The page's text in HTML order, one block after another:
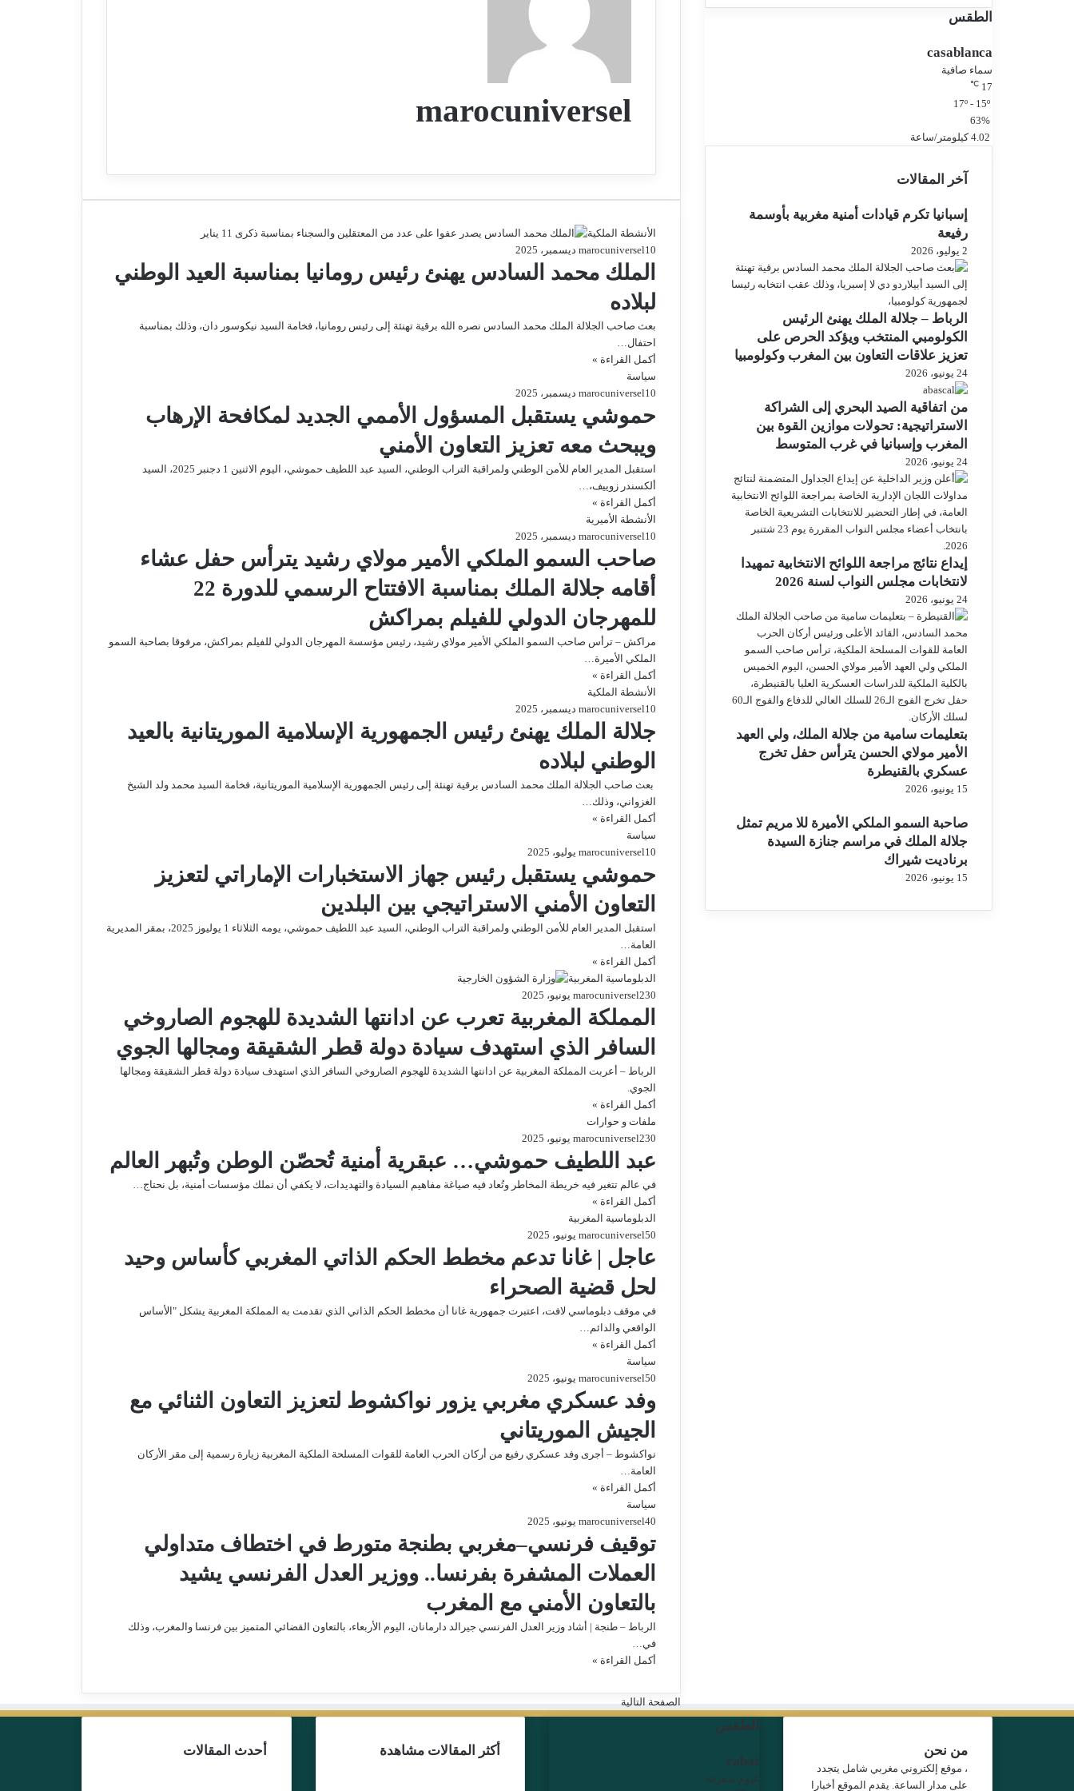
marocuniversel
ق
ب
الأنشطة الملكية
marocuniversel1 ديسمبر، 2025 0
الملك محمد السادس يهنئ رئيس رومانيا بمناسبة العيد الوطني
لبلاده
بعث صاحب الجلالة الملك محمد السادس نصره الله برقية تهنئة إلى رئيس رومانيا، فخامة السيد نيكوسور دان، وذلك بمناسبة
احتفال…
أكمل القراءة »
سياسة
marocuniversel1 ديسمبر، 2025 0
حموشي يستقبل المسؤول الأممي الجديد لمكافحة الإرهاب
ويبحث معه تعزيز التعاون الأمني
استقبل المدير العام للأمن الوطني ولمراقبة التراب الوطني، السيد عبد اللطيف حموشي، اليوم الاثنين 1 دجنبر 2025، السيد
ألكسندر زوييف،…
أكمل القراءة »
الأنشطة الأميرية
marocuniversel1 ديسمبر، 2025 0
صاحب السمو الملكي الأمير مولاي رشيد يترأس حفل عشاء
أقامه جلالة الملك بمناسبة الافتتاح الرسمي للدورة 22
للمهرجان الدولي للفيلم بمراكش
مراكش – ترأس صاحب السمو الملكي الأمير مولاي رشيد، رئيس مؤسسة المهرجان الدولي للفيلم بمراكش، مرفوقا بصاحبة السمو
الملكي الأميرة…
أكمل القراءة »
الأنشطة الملكية
marocuniversel1 ديسمبر، 2025 0
جلالة الملك يهنئ رئيس الجمهورية الإسلامية الموريتانية بالعيد
الوطني لبلاده
بعث صاحب الجلالة الملك محمد السادس برقية تهنئة إلى رئيس الجمهورية الإسلامية الموريتانية، فخامة السيد محمد ولد الشيخ
الغزواني، وذلك…
أكمل القراءة »
سياسة
marocuniversel1 يوليو، 2025 0
حموشي يستقبل رئيس جهاز الاستخبارات الإماراتي لتعزيز
التعاون الأمني الاستراتيجي بين البلدين
استقبل المدير العام للأمن الوطني ولمراقبة التراب الوطني، السيد عبد اللطيف حموشي، يومه الثلاثاء 1 يوليوز 2025، بمقر المديرية
العامة…
أكمل القراءة »
الدبلوماسية المغربية
marocuniversel23 يونيو، 20250
المملكة المغربية تعرب عن ادانتها الشديدة للهجوم الصاروخي
السافر الذي استهدف سيادة دولة قطر الشقيقة ومجالها الجوي
الرباط – أعربت المملكة المغربية عن ادانتها الشديدة للهجوم الصاروخي السافر الذي استهدف سيادة دولة قطر الشقيقة ومجالها
الجوي.
أكمل القراءة »
ملفات و حوارات
marocuniversel23 يونيو، 20250
عبد اللطيف حموشي… عبقرية أمنية تُحصّن الوطن وتُبهر العالم
في عالم تتغير فيه خريطة المخاطر وتُعاد فيه صياغة مفاهيم السيادة والتهديدات، لا يكفي أن نملك مؤسسات أمنية، بل نحتاج…
أكمل القراءة »
الدبلوماسية المغربية
marocuniversel5 يونيو، 20250
عاجل | غانا تدعم مخطط الحكم الذاتي المغربي كأساس وحيد
لحل قضية الصحراء
في موقف دبلوماسي لافت، اعتبرت جمهورية غانا أن مخطط الحكم الذاتي الذي تقدمت به المملكة المغربية يشكل "الأساس
الواقعي والدائم…
أكمل القراءة »
سياسة
marocuniversel5 يونيو، 20250
وفد عسكري مغربي يزور نواكشوط لتعزيز التعاون الثنائي مع
الجيش الموريتاني
نواكشوط – أجرى وفد عسكري رفيع من أركان الحرب العامة للقوات المسلحة الملكية المغربية زيارة رسمية إلى مقر الأركان
العامة…
أكمل القراءة »
سياسة
marocuniversel4 يونيو، 20250
توقيف فرنسي–مغربي بطنجة متورط في اختطاف متداولي
العملات المشفرة بفرنسا.. ووزير العدل الفرنسي يشيد
بالتعاون الأمني مع المغرب
الرباط – طنجة | أشاد وزير العدل الفرنسي جيرالد دارمانان، اليوم الأربعاء، بالتعاون القضائي المتميز بين فرنسا والمغرب، وذلك
في…
أكمل القراءة »
الصفحة التالية
ك
ري
و
س
ت
ر
ا
الطقس
casablanca
سماء صافية
17
℃
17º - 15º
63%
4.02 كيلومتر/ساعة
آخر المقالات
إسبانيا تكرم قيادات أمنية مغربية بأوسمة
رفيعة
2 يوليو، 2026
الرباط – جلالة الملك يهنئ الرئيس
الكولومبي المنتخب ويؤكد الحرص على
تعزيز علاقات التعاون بين المغرب وكولومبيا
24 يونيو، 2026
من اتفاقية الصيد البحري إلى الشراكة
الاستراتيجية: تحولات موازين القوة بين
المغرب وإسبانيا في غرب المتوسط
24 يونيو، 2026
إيداع نتائج مراجعة اللوائح الانتخابية تمهيدا
لانتخابات مجلس النواب لسنة 2026
24 يونيو، 2026
بتعليمات سامية من جلالة الملك، ولي العهد
الأمير مولاي الحسن يترأس حفل تخرج
عسكري بالقنيطرة
15 يونيو، 2026
صاحبة السمو الملكي الأميرة للا مريم تمثل
جلالة الملك في مراسم جنازة السيدة
برناديت شيراك
15 يونيو، 2026
أحدث المقالات أكثر المقالات مشاهدة
الطقس
rabat
غيوم متفرقة
من نحن
، موقع إلكتروني مغربي شامل يتجدد
على مدار الساعة. يقدم الموقع أخبارا